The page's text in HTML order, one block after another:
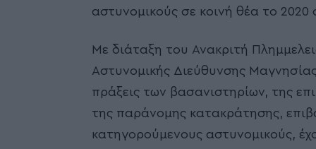
αστυνομικούς σε κοινή θέα το 2020
Με διάταξη του Ανακριτή
Αστυνομικής Διεύθυνσης
πράξεις των βασανιστηρίων, της
της παράνομης κατακράτησης,
κατηγορούμενους αστυνομικούς,